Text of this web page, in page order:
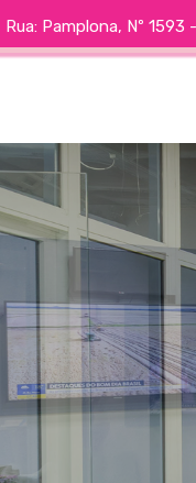
Rua: Pamplona, Nº